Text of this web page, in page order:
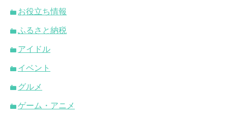
お役立ち情報
ふるさと納税
アイドル
イベント
グルメ
ゲーム・アニメ